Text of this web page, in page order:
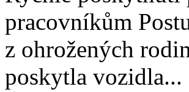
pracovníkům
z ohrožených
poskytla vozidla...